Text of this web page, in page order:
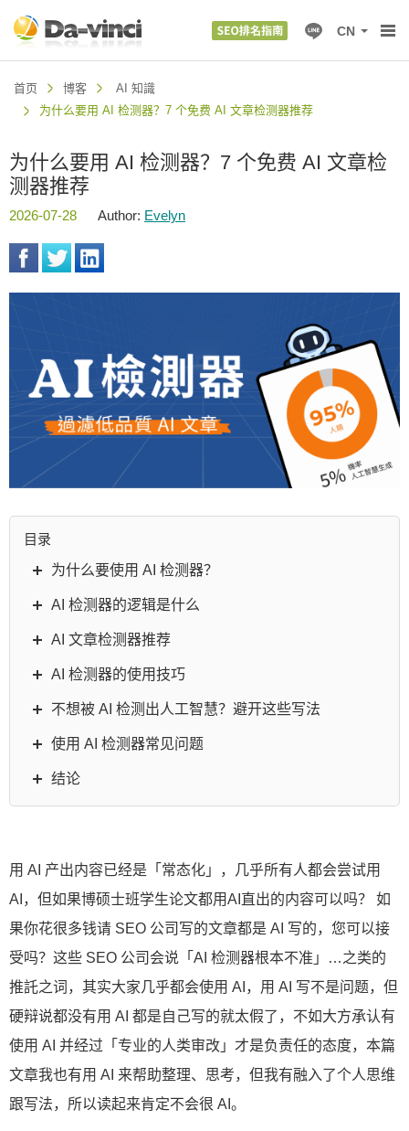
CN
首页 博客
AI 知識
为什么要用 AI 检测器？7 个免费 AI 文章检测器推荐
为什么要用 AI 检测器？7 个免费 AI 文章检
测器推荐
2026-07-28 Author: Evelyn
目录
为什么要使用 AI 检测器？
AI 检测器的逻辑是什么
AI 文章检测器推荐
AI 检测器的使用技巧
不想被 AI 检测出人工智慧？避开这些写法
使用 AI 检测器常见问题
结论
用 AI 产出内容已经是「常态化」，几乎所有人都会尝试用
AI，但如果博硕士班学生论文都用AI直出的内容可以吗？ 如
果你花很多钱请 SEO 公司写的文章都是 AI 写的，您可以接
受吗？这些 SEO 公司会说「AI 检测器根本不准」…之类的
推託之词，其实大家几乎都会使用 AI，用 AI 写不是问题，但
硬辩说都没有用 AI 都是自己写的就太假了，不如大方承认有
使用 AI 并经过「专业的人类审改」才是负责任的态度，本篇
文章我也有用 AI 来帮助整理、思考，但我有融入了个人思维
跟写法，所以读起来肯定不会很 AI。